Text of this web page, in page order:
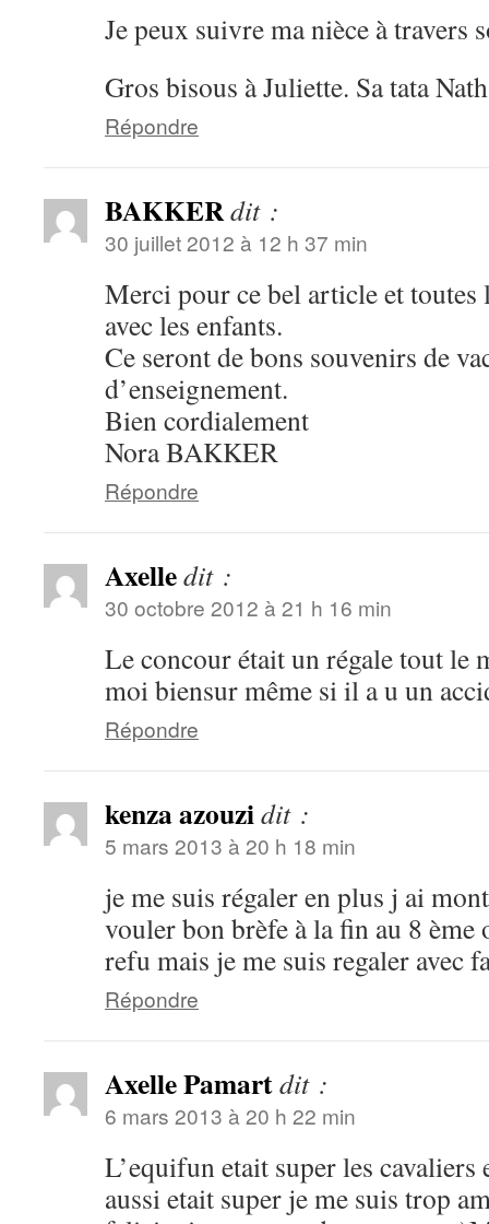
Je peux suivre ma nièce à travers
Gros bisous à Juliette. Sa tata
Répondre
BAKKERdit :
30 juillet 2012 à 12 h 37 min
Merci pour ce bel article et toutes
avec les enfants.
Ce seront de bons souvenirs de
d’enseignement.
Bien cordialement
Nora BAKKER
Répondre
Axelledit :
30 octobre 2012 à 21 h 16 min
Le concour était un régale tout le
moi biensur même si il a u un
Répondre
kenza azouzidit :
5 mars 2013 à 20 h 18 min
je me suis régaler en plus j ai
vouler bon brèfe à la fin au 8 ème
refu mais je me suis regaler avec
Répondre
Axelle Pamartdit :
6 mars 2013 à 20 h 22 min
L’equifun etait super les cavaliers
aussi etait super je me suis trop